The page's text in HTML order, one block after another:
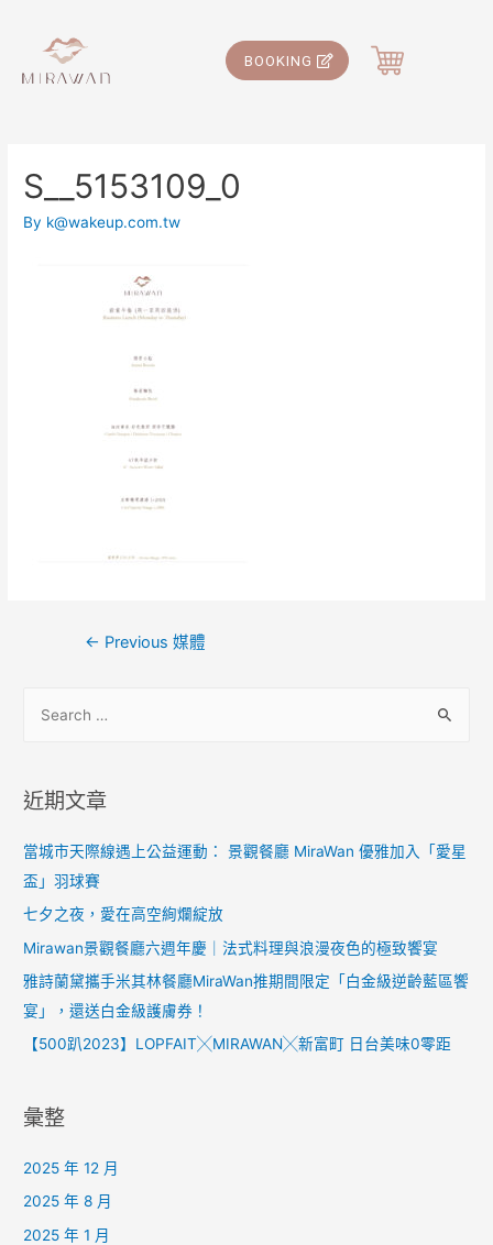
BOOKING
S__5153109_0
By k@wakeup.com.tw
← Previous 媒體
近期文章
當城市天際線遇上公益運動： 景觀餐廳 MiraWan 優雅加入「愛星
盃」羽球賽
七夕之夜，愛在高空絢爛綻放
Mirawan景觀餐廳六週年慶｜法式料理與浪漫夜色的極致饗宴
雅詩蘭黛攜手米其林餐廳MiraWan推期間限定「白金級逆齡藍區饗
宴」，還送白金級護膚券！
【500趴2023】LOPFAIT╳MIRAWAN╳新富町 日台美味0零距
彙整
2025 年 12 月
2025 年 8 月
2025 年 1 月